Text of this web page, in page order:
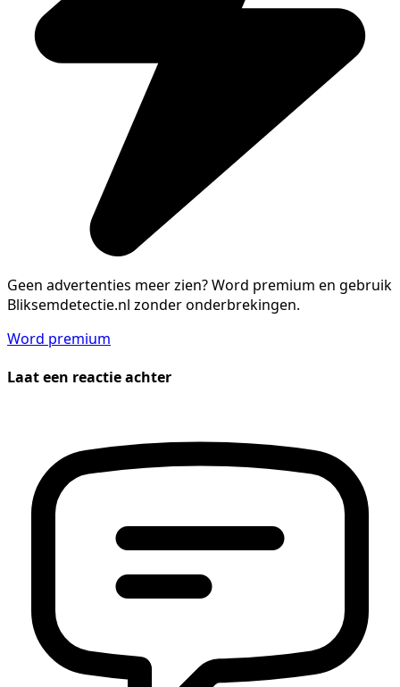
Geen advertenties meer zien?Word premium en gebruik
Bliksemdetectie.nl zonder onderbrekingen.
Word premium
Laat een reactie achter